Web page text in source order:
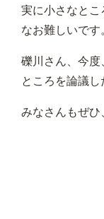
実に小さなとこ
なお難しいです
礫川さん、今度
ところを論議し
みなさんもぜひ